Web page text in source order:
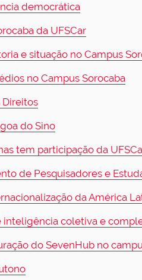
democrática
da UFSCar
e situação no Campus
no Campus Sorocaba
Direitos
do Sino
tem participação da
de Pesquisadores e
da América
inteligência coletiva e
do SevenHub no